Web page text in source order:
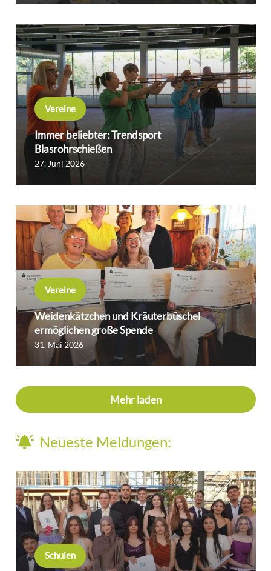
Vereine
Immer beliebter: Trendsport
Blasrohrschießen
27. Juni 2026
Vereine
Weidenkätzchen und Kräuterbüschel
ermöglichen große Spende
31. Mai 2026
Mehr laden
Neueste Meldungen:
Schulen